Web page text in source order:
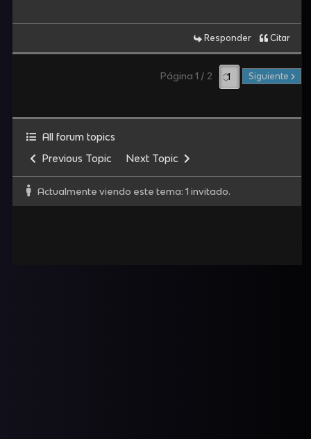
Responder Citar
Página 1 / 2 Siguiente
All forum topics
Previous Topic
Next Topic
Actualmente viendo este tema: 1 invitado.